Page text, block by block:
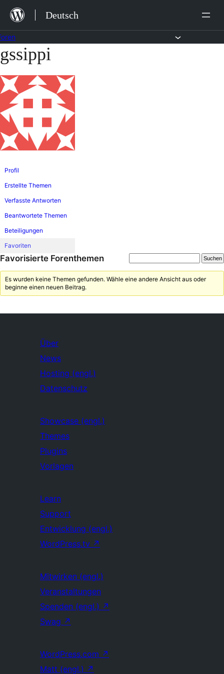
Zum
Inhalt
springen
Deutsch
Zum
Inhalt
springen
gssippi
Profil
Erstellte Themen
Verfasste Antworten
Beantwortete Themen
Beteiligungen
Favoriten
Favorisierte Forenthemen
Es wurden keine Themen gefunden. Wähle eine andere Ansicht aus oder
beginne einen neuen Beitrag.
Über
News
Hosting (engl.)
Datenschutz
Showcase (engl.)
Themes
Plugins
Vorlagen
Learn
Support
Entwicklung (engl.)
WordPress.tv ↗
Mitwirken (engl.)
Veranstaltungen
Spenden (engl.) ↗
Swag ↗
WordPress.com ↗
Matt (engl.) ↗